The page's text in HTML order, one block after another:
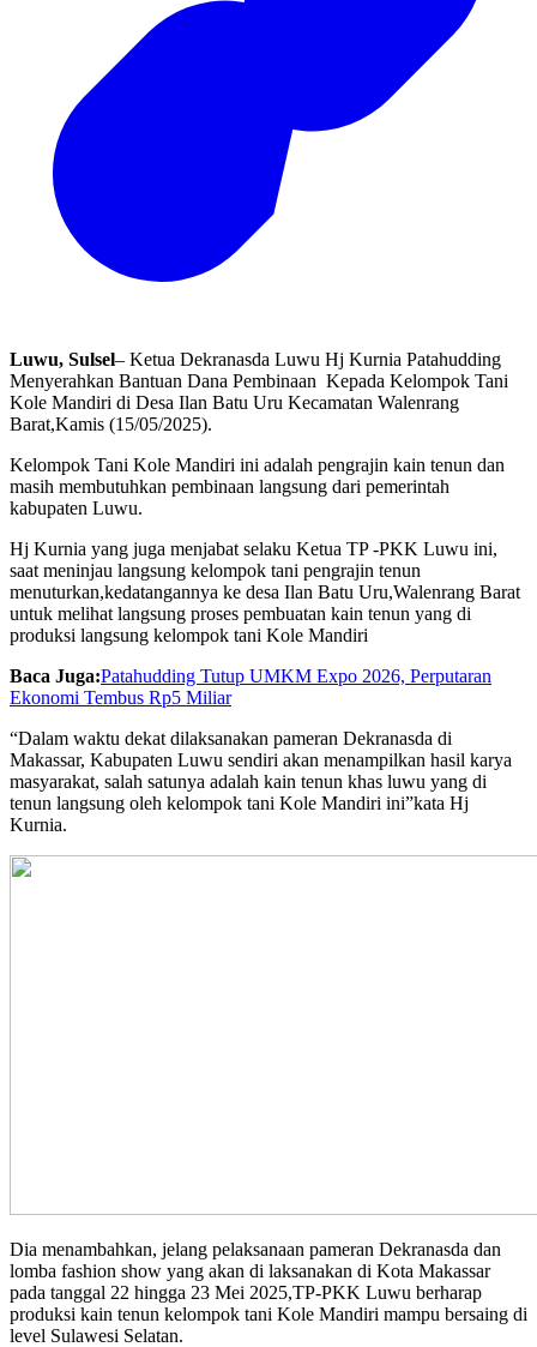
Luwu, Sulsel– Ketua Dekranasda Luwu Hj Kurnia Patahudding
Menyerahkan Bantuan Dana Pembinaan Kepada Kelompok Tani
Kole Mandiri di Desa Ilan Batu Uru Kecamatan Walenrang
Barat,Kamis (15/05/2025).
Kelompok Tani Kole Mandiri ini adalah pengrajin kain tenun dan
masih membutuhkan pembinaan langsung dari pemerintah
kabupaten Luwu.
Hj Kurnia yang juga menjabat selaku Ketua TP -PKK Luwu ini,
saat meninjau langsung kelompok tani pengrajin tenun
menuturkan,kedatangannya ke desa Ilan Batu Uru,Walenrang Barat
untuk melihat langsung proses pembuatan kain tenun yang di
produksi langsung kelompok tani Kole Mandiri
Baca Juga:Patahudding Tutup UMKM Expo 2026, Perputaran
Ekonomi Tembus Rp5 Miliar
“Dalam waktu dekat dilaksanakan pameran Dekranasda di
Makassar, Kabupaten Luwu sendiri akan menampilkan hasil karya
masyarakat, salah satunya adalah kain tenun khas luwu yang di
tenun langsung oleh kelompok tani Kole Mandiri ini”kata Hj
Kurnia.
Dia menambahkan, jelang pelaksanaan pameran Dekranasda dan
lomba fashion show yang akan di laksanakan di Kota Makassar
pada tanggal 22 hingga 23 Mei 2025,TP-PKK Luwu berharap
produksi kain tenun kelompok tani Kole Mandiri mampu bersaing di
level Sulawesi Selatan.